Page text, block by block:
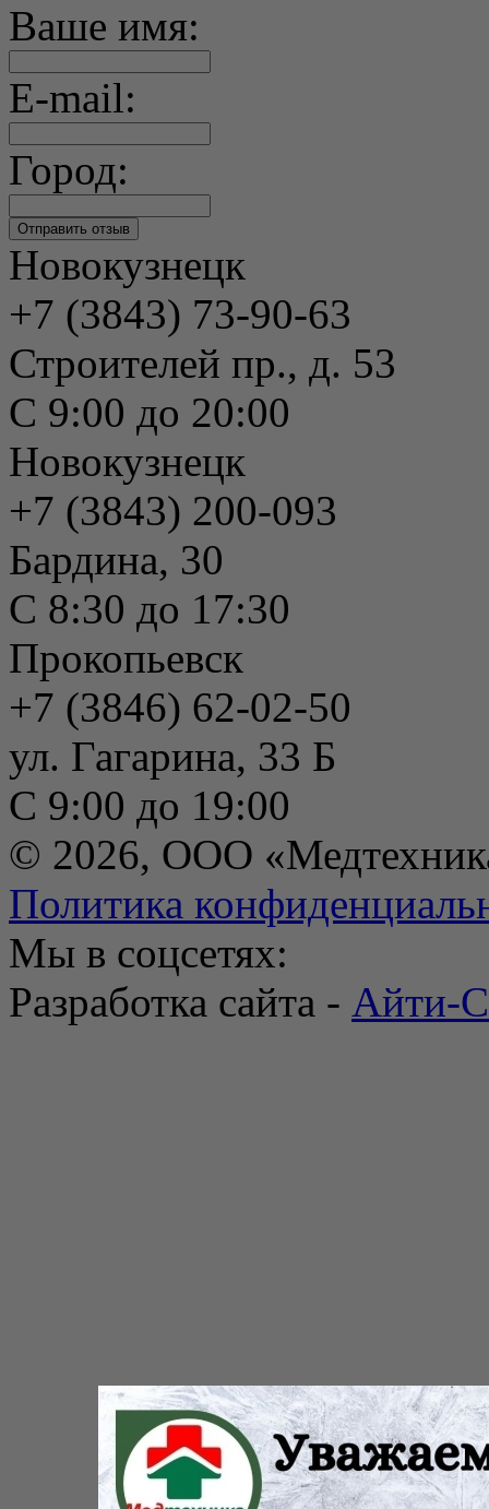
Ваше имя:
E-mail:
Город:
Новокузнецк
+7 (3843) 73-90-63
Строителей пр., д. 53
С 9:00 до 20:00
Новокузнецк
+7 (3843) 200-093
Бардина, 30
С 8:30 до 17:30
Прокопьевск
+7 (3846) 62-02-50
ул. Гагарина, 33 Б
С 9:00 до 19:00
© 2026, ООО
Политика
Мы в соцсетях:
Разработка сайта - Айти-